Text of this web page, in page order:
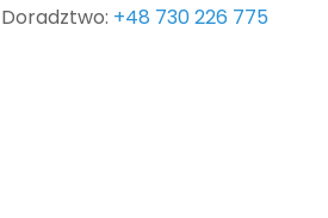
Doradztwo: +48 730 226 775